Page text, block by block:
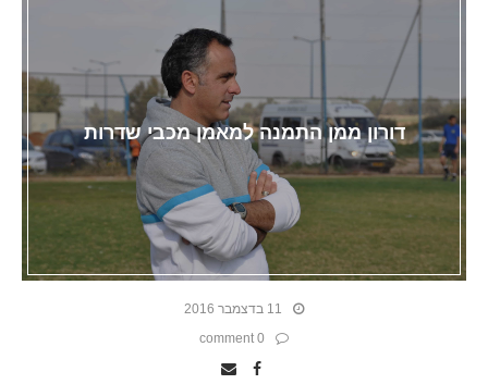
דורון ממן התמנה למאמן מכבי שדרות
11 בדצמבר 2016
0 comment